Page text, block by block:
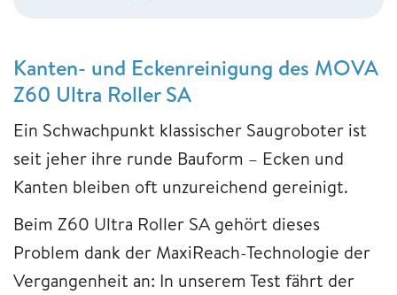
Kanten- und Eckenreinigung des MOVA
Z60 Ultra Roller SA
Ein Schwachpunkt klassischer Saugroboter ist
seit jeher ihre runde Bauform – Ecken und
Kanten bleiben oft unzureichend gereinigt.
Beim Z60 Ultra Roller SA gehört dieses
Problem dank der MaxiReach-Technologie der
Vergangenheit an: In unserem Test fährt der